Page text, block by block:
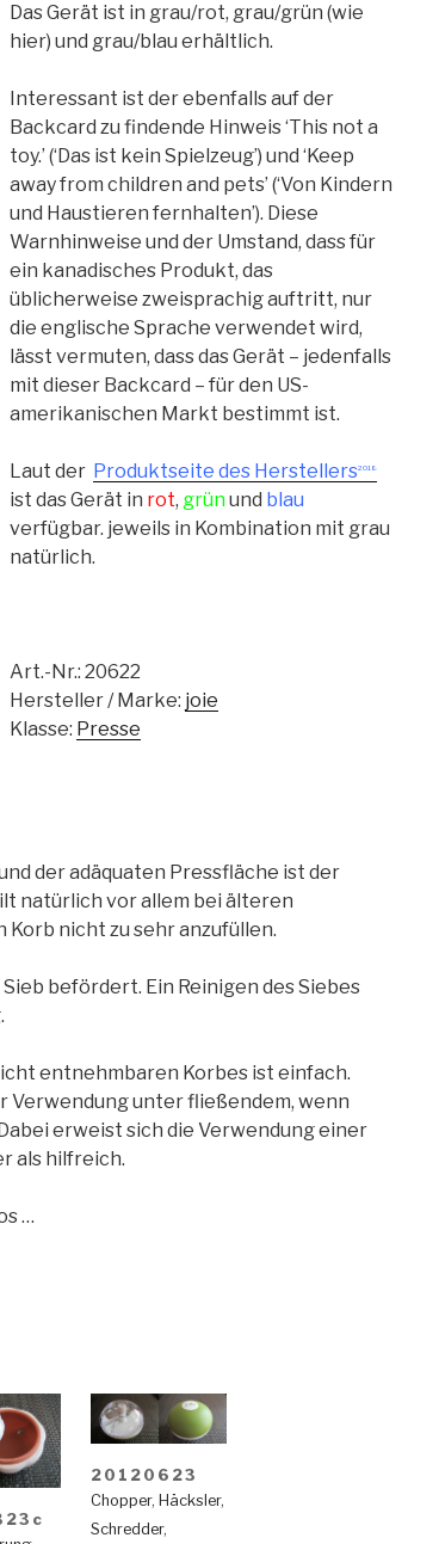
Das Gerät ist in grau/rot, grau/grün (wie
hier) und grau/blau erhältlich.
Interessant ist der ebenfalls auf der
Backcard zu findende Hinweis ‘This not a
toy.’ (‘Das ist kein Spielzeug’) und ‘Keep
away from children and pets’ (‘Von Kindern
und Haustieren fernhalten’). Diese
Warnhinweise und der Umstand, dass für
ein kanadisches Produkt, das
üblicherweise zweisprachig auftritt, nur
die englische Sprache verwendet wird,
lässt vermuten, dass das Gerät – jedenfalls
mit dieser Backcard – für den US-
amerikanischen Markt bestimmt ist.
Laut der Produktseite des Herstellers2018
ist das Gerät in rot, grünund blau
verfügbar. jeweils in Kombination mit grau
natürlich.
Art.-Nr.: 20622
Hersteller / Marke: joie
Klasse: Presse
der adäquaten Pressfläche ist der
natürlich vor allem bei älteren
Korb nicht zu sehr anzufüllen.
befördert. Ein Reinigen des Siebes
entnehmbaren Korbes ist einfach.
Verwendung unter fließendem, wenn
erweist sich die Verwendung einer
als hilfreich.
…
20120623
Chopper, Häcksler,
Schredder,